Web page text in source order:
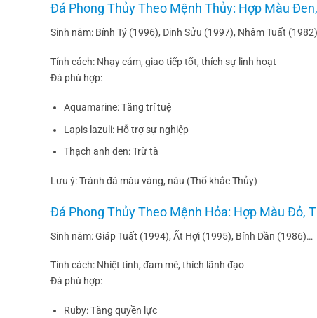
Đá Phong Thủy Theo Mệnh Thủy: Hợp Màu
Sinh năm: Bính Tý (1996), Đinh Sửu (1997), Nhâm Tuất
Tính cách: Nhạy cảm, giao tiếp tốt, thích sự linh hoạt
Đá phù hợp:
Aquamarine: Tăng trí tuệ
Lapis lazuli: Hỗ trợ sự nghiệp
Thạch anh đen: Trừ tà
Lưu ý: Tránh đá màu vàng, nâu (Thổ khắc Thủy)
Đá Phong Thủy Theo Mệnh Hỏa: Hợp Màu Đỏ,
Sinh năm: Giáp Tuất (1994), Ất Hợi (1995), Bính Dần (1986)…
Tính cách: Nhiệt tình, đam mê, thích lãnh đạo
Đá phù hợp:
Ruby: Tăng quyền lực